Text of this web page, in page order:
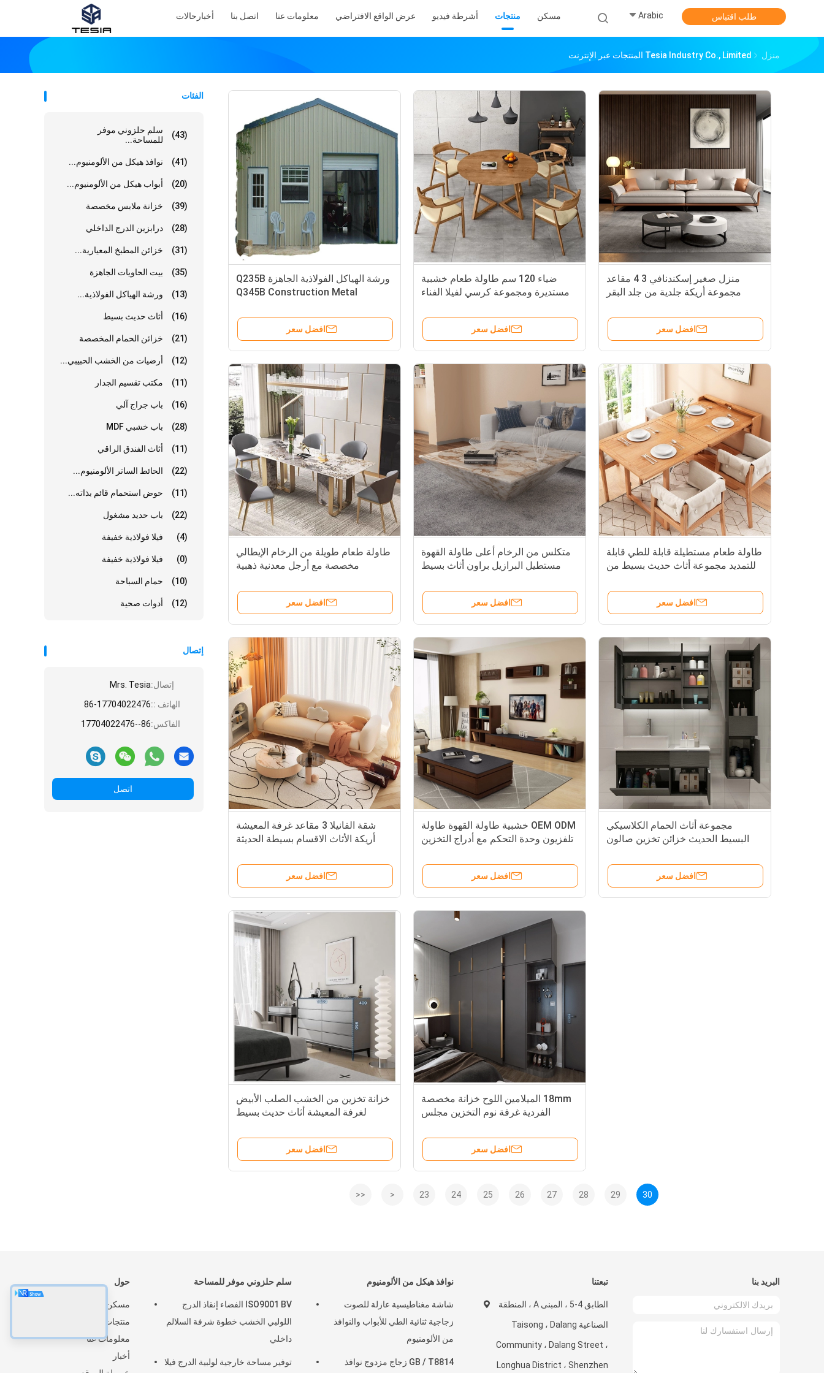
مسكن منتجات أشرطة فيديو عرض الواقع الافتراضي معلومات عنا اتصل بنا أخبار حالات Arabic طلب اقتباس
منزل Tesia Industry Co., Limited المنتجات عبر الإنترنت
الفئات
سلم حلزوني موفر
للمساحة...
(43)
نوافذ هيكل من الألومنيوم... (41)
أبواب هيكل من الألومنيوم... (20)
خزانة ملابس مخصصة (39)
درابزين الدرج الداخلي (28)
خزائن المطبخ المعيارية... (31)
بيت الحاويات الجاهزة (35)
ورشة الهياكل الفولاذية... (13)
أثاث حديث بسيط (16)
خزائن الحمام المخصصة (21)
أرضيات من الخشب الحبيبي... (12)
مكتب تقسيم الجدار (11)
باب جراج آلي (16)
باب خشبي MDF (28)
أثاث الفندق الراقي (11)
الحائط الساتر الألومنيوم... (22)
حوض استحمام قائم بذاته... (11)
باب حديد مشغول (22)
فيلا فولاذية خفيفة (4)
فيلا فولاذية خفيفة (0)
حمام السباحة (10)
أدوات صحية (12)
إتصال
إتصال:Mrs. Tesia
الهاتف ::86-17704022476
الفاكس:86--17704022476
اتصل
ورشة الهياكل الفولاذية الجاهزة Q235B
Q345B Construction Metal
افضل سعر
ضياء 120 سم طاولة طعام خشبية
مستديرة ومجموعة كرسي لفيلا الفناء
افضل سعر
منزل صغير إسكندنافي 3 4 مقاعد
مجموعة أريكة جلدية من جلد البقر
افضل سعر
طاولة طعام طويلة من الرخام الإيطالي
مخصصة مع أرجل معدنية ذهبية
افضل سعر
متكلس من الرخام أعلى طاولة القهوة
مستطيل البرازيل براون أثاث بسيط
افضل سعر
طاولة طعام مستطيلة قابلة للطي قابلة
للتمديد مجموعة أثاث حديث بسيط من
افضل سعر
شقة الفانيلا 3 مقاعد غرفة المعيشة
أريكة الأثاث الاقسام بسيطة الحديثة
افضل سعر
OEM ODM خشبية طاولة القهوة طاولة
تلفزيون وحدة التحكم مع أدراج التخزين
افضل سعر
مجموعة أثاث الحمام الكلاسيكي
البسيط الحديث خزائن تخزين صالون
افضل سعر
خزانة تخزين من الخشب الصلب الأبيض
لغرفة المعيشة أثاث حديث بسيط
افضل سعر
18mm الميلامين اللوح خزانة مخصصة
الفردية غرفة نوم التخزين مجلس
افضل سعر
<< < 23 24 25 26 27 28 29 30
حول
مسكن
منتجات
معلومات عنا
أخبار
سلم حلزوني موفر للمساحة
ISO9001 BV الفضاء إنقاذ الدرج
اللولبي الخشب خطوة شرفة السلالم
داخلي
توفير مساحة خارجية لولبية الدرج فيلا
نوافذ هيكل من الألومنيوم
شاشة مغناطيسية عازلة للصوت
زجاجية ثنائية الطي للأبواب والنوافذ
من الألومنيوم
GB / T8814 زجاج مزدوج نوافذ
تبعتنا
الطابق 4-5 ، المبنى A ، المنطقة
الصناعية Taisong ، Dalang
Community ، Dalang Street ،
Longhua District ، Shenzhen
البريد بنا